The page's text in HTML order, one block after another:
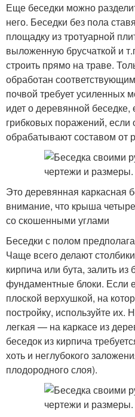
Еще беседки можно
него. Беседки без пола
площадку из тротуарной
выложенную брусчаткой и
строить прямо на траве.
обработан
почвой требует усиленных
идет о деревянной
грибковых поражений, если
обрабатывают составом от
Это деревянная каркасная
внимание, что крыша
со скошенными углами
Беседки с полом
Чаще всего делают
кирпича или бута, залить из
фундаментные блоки. Если
плоской верхушкой, на
постройку, используйте их.
легкая — на каркасе из
беседок из кирпича
хоть и неглубокого
плодородного слоя).